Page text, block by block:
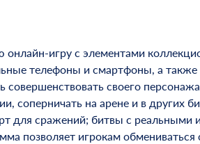
игру с элементами
телефоны и смартфоны, а также
своего
соперничать на арене и в
для сражений; битвы с реальными
позволяет игрокам